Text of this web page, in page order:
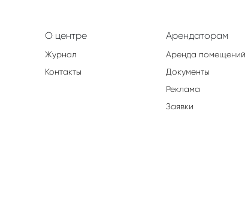
О центре
Журнал
Контакты
Арендаторам
Аренда помещений
Документы
Реклама
Заявки